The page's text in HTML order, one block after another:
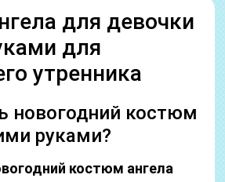
для девочки
для
утренника
новогодний костюм
руками?
костюм ангела